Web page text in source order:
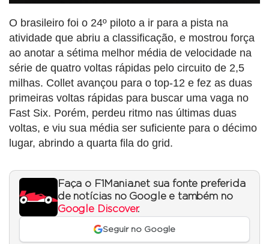
O brasileiro foi o 24º piloto a ir para a pista na
atividade que abriu a classificação, e mostrou força
ao anotar a sétima melhor média de velocidade na
série de quatro voltas rápidas pelo circuito de 2,5
milhas. Collet avançou para o top-12 e fez as duas
primeiras voltas rápidas para buscar uma vaga no
Fast Six. Porém, perdeu ritmo nas últimas duas
voltas, e viu sua média ser suficiente para o décimo
lugar, abrindo a quarta fila do grid.
Faça o F1Mania.net sua fonte preferida
de notícias no Google e também no
Google Discover.
Seguir no Google